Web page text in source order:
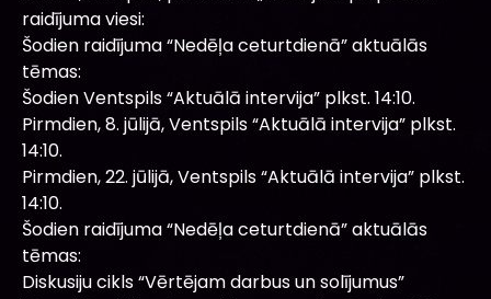
raidījuma viesi:
Šodien raidījuma “Nedēļa ceturtdienā” aktuālās
tēmas:
Šodien Ventspils “Aktuālā intervija” plkst. 14:10.
Pirmdien, 8. jūlijā, Ventspils “Aktuālā intervija” plkst.
14:10.
Pirmdien, 22. jūlijā, Ventspils “Aktuālā intervija” plkst.
14:10.
Šodien raidījuma “Nedēļa ceturtdienā” aktuālās
tēmas:
Diskusiju cikls “Vērtējam darbus un solījumus”